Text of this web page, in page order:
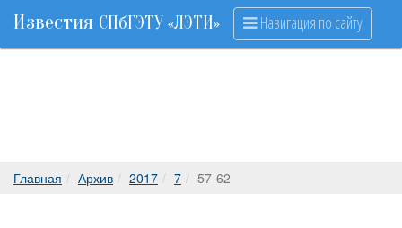
Известия СПбГЭТУ «ЛЭТИ» Навигация по сайту
Главная Архив 2017 7 57-62